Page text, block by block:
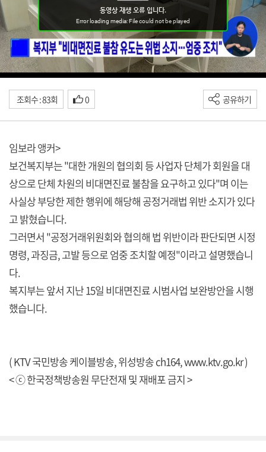
조회수 : 83회 0 공유하기
임보라 앵커>
보건복지부는 "대한 개원의 협의회 등 사업자 단체가 회원을 대
상으로 단체 차원의 비대면진료 불참을 요구하고 있다"며 이는
사실상 부당한 제한 행위에 해당해 공정거래법 위반 소지가 있다
고 밝혔습니다.
그러면서 "공정거래위원회와 협의해 법 위반이라 판단되면 시정
명령, 과징금, 고발 등으로 엄중 조치할 예정"이라고 설명했습니
다.
복지부는 앞서 지난 15일 비대면진료 시범사업 보완방안을 시행
했습니다.
( KTV 국민방송 케이블방송, 위성방송 ch164,www.ktv.go.kr)
< ⓒ 한국정책방송원 무단전재 및 재배포 금지 >